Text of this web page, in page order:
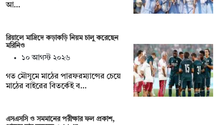
আ…
রিয়ালে মাদ্রিদে কড়াকড়ি নিয়ম চালু করেছেন
মরিনিও
১০ আগস্ট ২০২৬
গত মৌসুমে মাঠের পারফরম্যান্সের চেয়ে
মাঠের বাইরের বিতর্কেই ব…
এসএসসি ও সমমানের পরীক্ষার ফল প্রকাশ,